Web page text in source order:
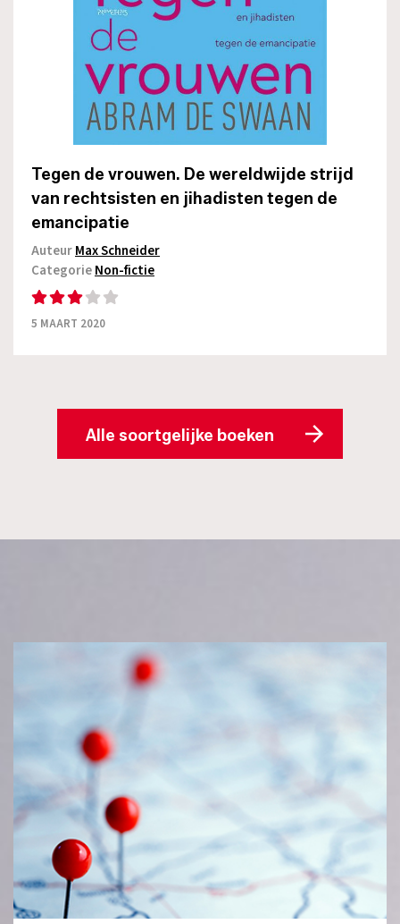
Tegen de vrouwen. De wereldwijde strijd
van rechtsisten en jihadisten tegen de
emancipatie
AuteurMax Schneider
CategorieNon-fictie
5 MAART 2020
Alle soortgelijke boeken